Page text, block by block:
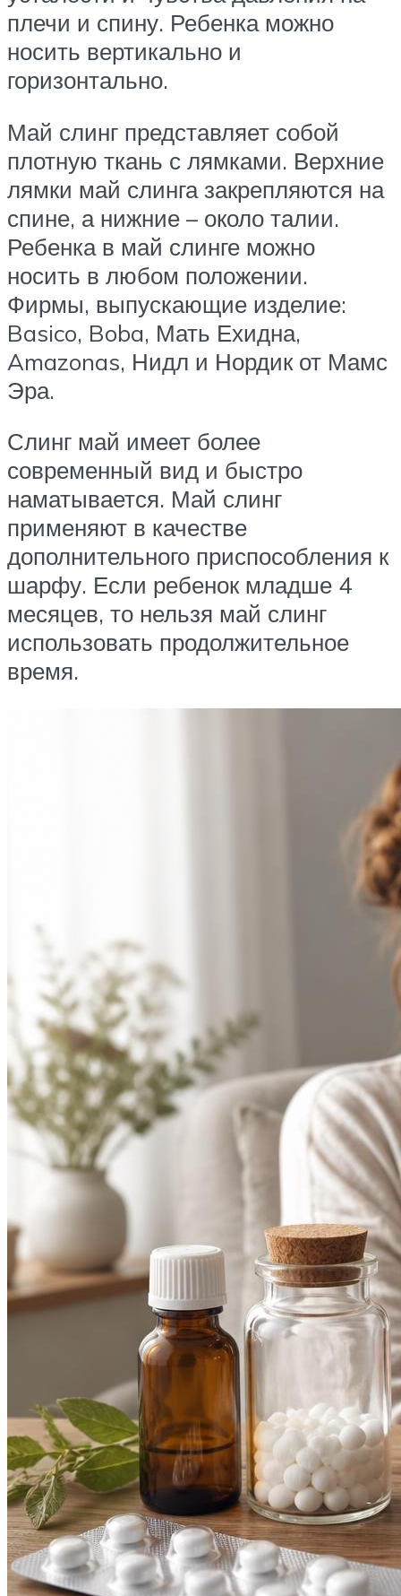
плечи и спину. Ребенка можно
носить вертикально и
горизонтально.
Май слинг представляет собой
плотную ткань с лямками. Верхние
лямки май слинга закрепляются на
спине, а нижние – около талии.
Ребенка в май слинге можно
носить в любом положении.
Фирмы, выпускающие изделие:
Basico, Boba, Мать Ехидна,
Amazonas, Нидл и Нордик от Мамс
Эра.
Слинг май имеет более
современный вид и быстро
наматывается. Май слинг
применяют в качестве
дополнительного приспособления к
шарфу. Если ребенок младше 4
месяцев, то нельзя май слинг
использовать продолжительное
время.